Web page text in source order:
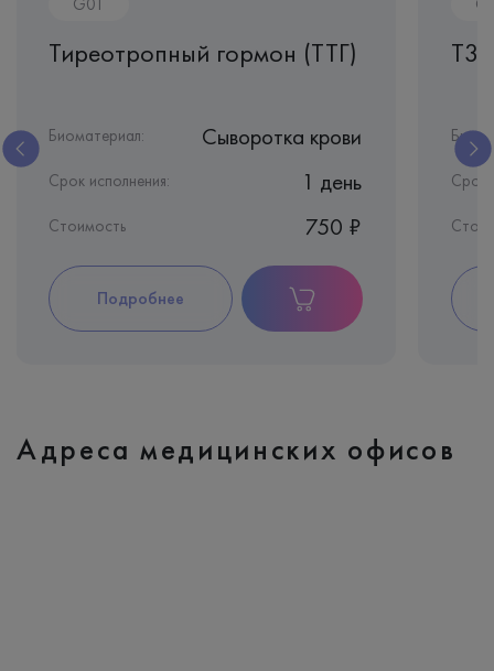
G01
Тиреотропный гормон (ТТГ)
Биоматериал: Сыворотка крови
Срок исполнения: 1 день
Стоимость 750 ₽
Подробнее
Т3
Срок
Адреса медицинских офисов